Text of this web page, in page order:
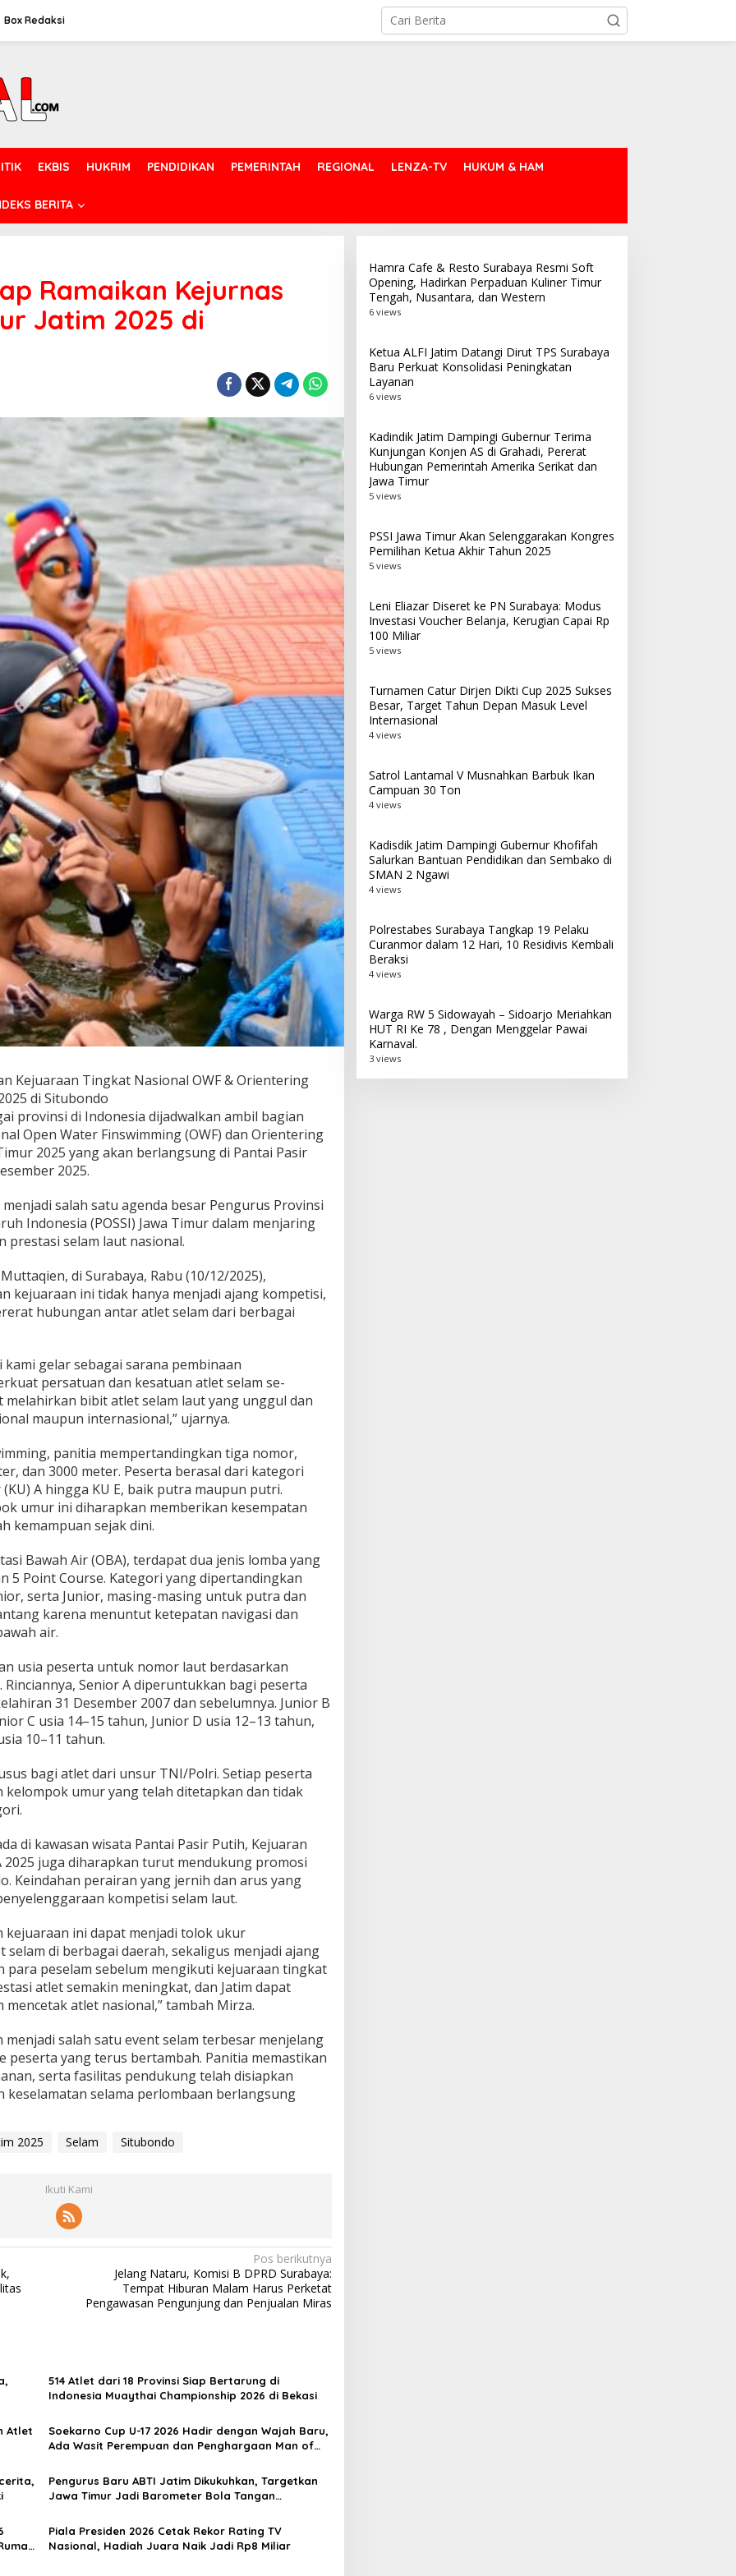
Box Redaksi
EKBIS HUKRIM PENDIDIKAN PEMERINTAH REGIONAL LENZA-TV HUKUM & HAM
BERITA
Ramaikan Kejurnas
Jatim 2025 di
Kejuaraan Tingkat Nasional OWF & Orientering
di Situbondo
provinsi di Indonesia dijadwalkan ambil bagian
Open Water Finswimming (OWF) dan Orientering
2025 yang akan berlangsung di Pantai Pasir
2025.
salah satu agenda besar Pengurus Provinsi
Indonesia (POSSI) Jawa Timur dalam menjaring
prestasi selam laut nasional.
di Surabaya, Rabu (10/12/2025),
kejuaraan ini tidak hanya menjadi ajang kompetisi,
hubungan antar atlet selam dari berbagai
gelar sebagai sarana pembinaan
persatuan dan kesatuan atlet selam se-
melahirkan bibit atlet selam laut yang unggul dan
maupun internasional,” ujarnya.
panitia mempertandingkan tiga nomor,
dan 3000 meter. Peserta berasal dari kategori
A hingga KU E, baik putra maupun putri.
umur ini diharapkan memberikan kesempatan
kemampuan sejak dini.
Bawah Air (OBA), terdapat dua jenis lomba yang
5 Point Course. Kategori yang dipertandingkan
serta Junior, masing-masing untuk putra dan
karena menuntut ketepatan navigasi dan
air.
usia peserta untuk nomor laut berdasarkan
Senior A diperuntukkan bagi peserta
31 Desember 2007 dan sebelumnya. Junior B
C usia 14–15 tahun, Junior D usia 12–13 tahun,
10–11 tahun.
bagi atlet dari unsur TNI/Polri. Setiap peserta
kelompok umur yang telah ditetapkan dan tidak
di kawasan wisata Pantai Pasir Putih, Kejuaran
2025 juga diharapkan turut mendukung promosi
Keindahan perairan yang jernih dan arus yang
kompetisi selam laut.
kejuaraan ini dapat menjadi tolok ukur
di berbagai daerah, sekaligus menjadi ajang
para peselam sebelum mengikuti kejuaraan tingkat
atlet semakin meningkat, dan Jatim dapat
atlet nasional,” tambah Mirza.
salah satu event selam terbesar menjelang
peserta yang terus bertambah. Panitia memastikan
serta fasilitas pendukung telah disiapkan
keselamatan selama perlombaan berlangsung
2025 Selam Situbondo
Ikuti Kami
Pos berikutnya
Jelang Nataru, Komisi B DPRD Surabaya:
Tempat Hiburan Malam Harus Perketat
Pengawasan Pengunjung dan Penjualan Miras
514 Atlet dari 18 Provinsi Siap Bertarung di
Indonesia Muaythai Championship 2026 di Bekasi
Atlet
Soekarno Cup U-17 2026 Hadir dengan Wajah Baru,
Ada Wasit Perempuan dan Penghargaan Man of
Pengurus Baru ABTI Jatim Dikukuhkan, Targetkan
Jawa Timur Jadi Barometer Bola Tangan
Piala Presiden 2026 Cetak Rekor Rating TV
Nasional, Hadiah Juara Naik Jadi Rp8 Miliar
Hamra Cafe & Resto Surabaya Resmi Soft
Opening, Hadirkan Perpaduan Kuliner Timur
Tengah, Nusantara, dan Western
6 views
Ketua ALFI Jatim Datangi Dirut TPS Surabaya
Baru Perkuat Konsolidasi Peningkatan
Layanan
6 views
Kadindik Jatim Dampingi Gubernur Terima
Kunjungan Konjen AS di Grahadi, Pererat
Hubungan Pemerintah Amerika Serikat dan
Jawa Timur
5 views
PSSI Jawa Timur Akan Selenggarakan Kongres
Pemilihan Ketua Akhir Tahun 2025
5 views
Leni Eliazar Diseret ke PN Surabaya: Modus
Investasi Voucher Belanja, Kerugian Capai Rp
100 Miliar
5 views
Turnamen Catur Dirjen Dikti Cup 2025 Sukses
Besar, Target Tahun Depan Masuk Level
Internasional
4 views
Satrol Lantamal V Musnahkan Barbuk Ikan
Campuan 30 Ton
4 views
Kadisdik Jatim Dampingi Gubernur Khofifah
Salurkan Bantuan Pendidikan dan Sembako di
SMAN 2 Ngawi
4 views
Polrestabes Surabaya Tangkap 19 Pelaku
Curanmor dalam 12 Hari, 10 Residivis Kembali
Beraksi
4 views
Warga RW 5 Sidowayah – Sidoarjo Meriahkan
HUT RI Ke 78 , Dengan Menggelar Pawai
Karnaval.
3 views